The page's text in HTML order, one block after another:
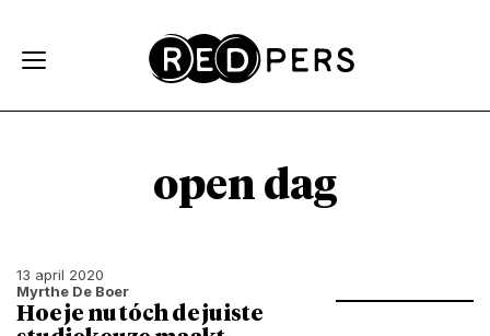
open dag
13 april 2020
Myrthe De Boer
Hoe je nu tóch de juiste